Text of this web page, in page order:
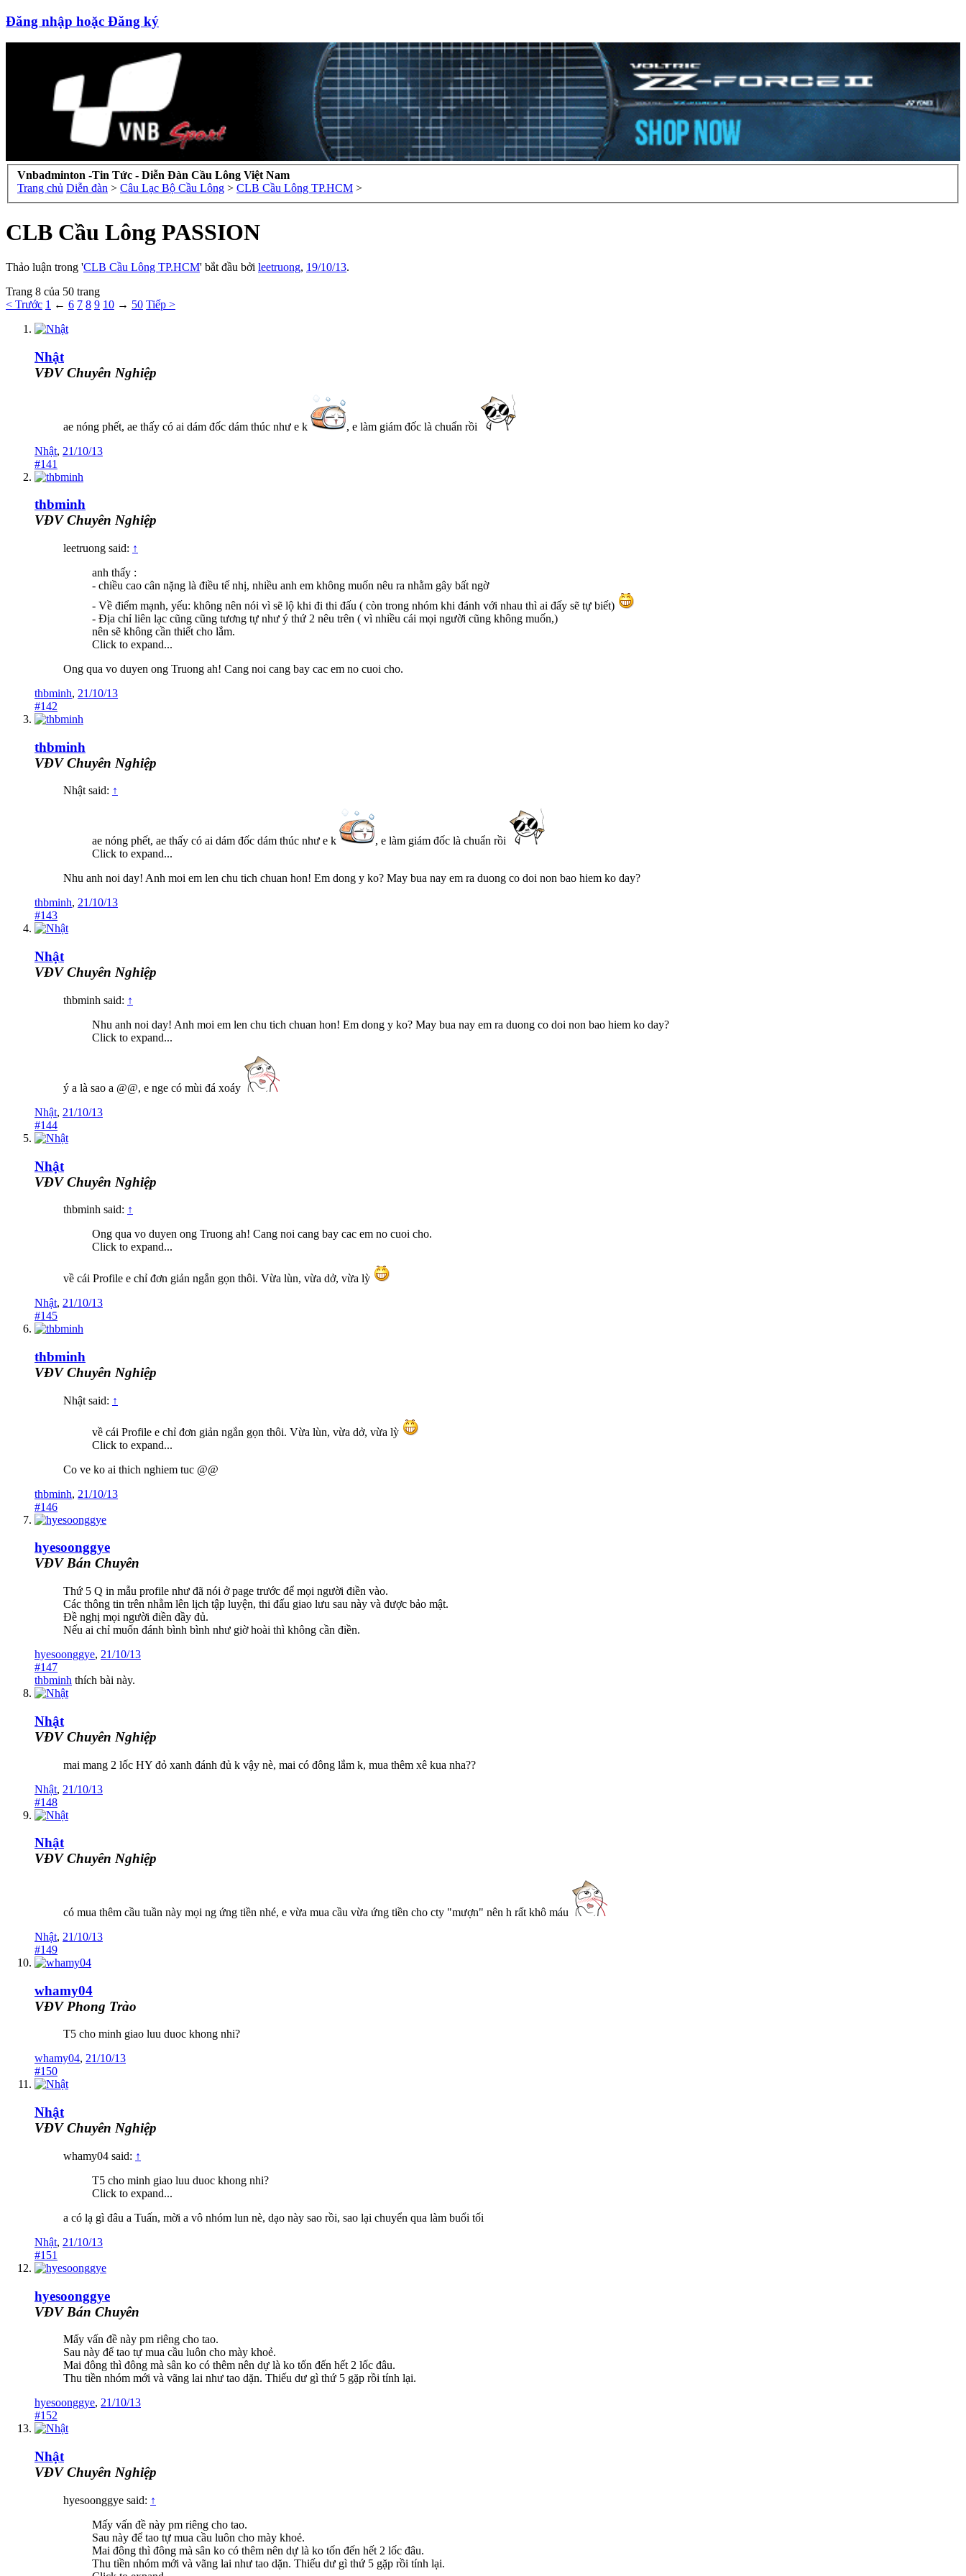
Đăng nhập hoặc Đăng ký
Vnbadminton -Tin Tức - Diễn Đàn Cầu Lông Việt Nam
Trang chủ Diễn đàn > Câu Lạc Bộ Cầu Lông > CLB Cầu Lông TP.HCM >
CLB Cầu Lông PASSION
Thảo luận trong 'CLB Cầu Lông TP.HCM' bắt đầu bởi leetruong, 19/10/13.
Trang 8 của 50 trang
< Trước 1 ← 6 7 8 9 10 → 50 Tiếp >
Nhật
VĐV Chuyên Nghiệp
ae nóng phết, ae thấy có ai dám đốc dám thúc như e k
, e làm giám đốc là chuẩn rồi
Nhật, 21/10/13
#141
thbminh
VĐV Chuyên Nghiệp
leetruong said: ↑
anh thấy :
- chiều cao cân nặng là điều tế nhị, nhiều anh em không muốn nêu ra nhằm gây bất ngờ
- Về điểm mạnh, yếu: không nên nói vì sẽ lộ khi đi thi đấu ( còn trong nhóm khi đánh với nhau thì ai đấy sẽ tự biết)
- Địa chỉ liên lạc cũng cũng tương tự như ý thứ 2 nêu trên ( vì nhiều cái mọi người cũng không muốn,)
nên sẽ không cần thiết cho lắm.
Click to expand...
Ong qua vo duyen ong Truong ah! Cang noi cang bay cac em no cuoi cho.
thbminh, 21/10/13
#142
thbminh
VĐV Chuyên Nghiệp
Nhật said: ↑
ae nóng phết, ae thấy có ai dám đốc dám thúc như e k
, e làm giám đốc là chuẩn rồi
Click to expand...
Nhu anh noi day! Anh moi em len chu tich chuan hon! Em dong y ko? May bua nay em ra duong co doi non bao hiem ko day?
thbminh, 21/10/13
#143
Nhật
VĐV Chuyên Nghiệp
thbminh said: ↑
Nhu anh noi day! Anh moi em len chu tich chuan hon! Em dong y ko? May bua nay em ra duong co doi non bao hiem ko day?
Click to expand...
ý a là sao a @@, e nge có mùi đá xoáy
Nhật, 21/10/13
#144
Nhật
VĐV Chuyên Nghiệp
thbminh said: ↑
Ong qua vo duyen ong Truong ah! Cang noi cang bay cac em no cuoi cho.
Click to expand...
về cái Profile e chỉ đơn giản ngắn gọn thôi. Vừa lùn, vừa dở, vừa lỳ
Nhật, 21/10/13
#145
thbminh
VĐV Chuyên Nghiệp
Nhật said: ↑
về cái Profile e chỉ đơn giản ngắn gọn thôi. Vừa lùn, vừa dở, vừa lỳ
Click to expand...
Co ve ko ai thich nghiem tuc @@
thbminh, 21/10/13
#146
hyesoonggye
VĐV Bán Chuyên
Thứ 5 Q in mẫu profile như đã nói ở page trước để mọi người điền vào.
Các thông tin trên nhằm lên lịch tập luyện, thi đấu giao lưu sau này và được bảo mật.
Đề nghị mọi người điền đầy đủ.
Nếu ai chỉ muốn đánh bình bình như giờ hoài thì không cần điền.
hyesoonggye, 21/10/13
#147
thbminh thích bài này.
Nhật
VĐV Chuyên Nghiệp
mai mang 2 lốc HY đỏ xanh đánh đủ k vậy nè, mai có đông lắm k, mua thêm xê kua nha??
Nhật, 21/10/13
#148
Nhật
VĐV Chuyên Nghiệp
có mua thêm cầu tuần này mọi ng ứng tiền nhé, e vừa mua cầu vừa ứng tiền cho cty "mượn" nên h rất khô máu
Nhật, 21/10/13
#149
whamy04
VĐV Phong Trào
T5 cho minh giao luu duoc khong nhi?
whamy04, 21/10/13
#150
Nhật
VĐV Chuyên Nghiệp
whamy04 said: ↑
T5 cho minh giao luu duoc khong nhi?
Click to expand...
a có lạ gì đâu a Tuấn, mời a vô nhóm lun nè, dạo này sao rồi, sao lại chuyển qua làm buổi tối
Nhật, 21/10/13
#151
hyesoonggye
VĐV Bán Chuyên
Mấy vấn đề này pm riêng cho tao.
Sau này để tao tự mua cầu luôn cho mày khoẻ.
Mai đông thì đông mà sân ko có thêm nên dự là ko tốn đến hết 2 lốc đâu.
Thu tiền nhóm mới và vãng lai như tao dặn. Thiếu dư gì thứ 5 gặp rồi tính lại.
hyesoonggye, 21/10/13
#152
Nhật
VĐV Chuyên Nghiệp
hyesoonggye said: ↑
Mấy vấn đề này pm riêng cho tao.
Sau này để tao tự mua cầu luôn cho mày khoẻ.
Mai đông thì đông mà sân ko có thêm nên dự là ko tốn đến hết 2 lốc đâu.
Thu tiền nhóm mới và vãng lai như tao dặn. Thiếu dư gì thứ 5 gặp rồi tính lại.